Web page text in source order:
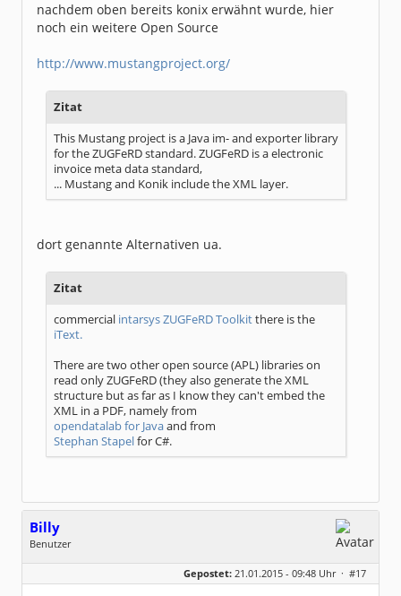
nachdem oben bereits konix erwähnt wurde, hier
noch ein weitere Open Source
http://www.mustangproject.org/
Zitat
This Mustang project is a Java im- and exporter library
for the ZUGFeRD standard. ZUGFeRD is a electronic
invoice meta data standard,
... Mustang and Konik include the XML layer.
dort genannte Alternativen ua.
Zitat
commercial intarsys ZUGFeRD Toolkitthere is the
iText.
There are two other open source (APL) libraries on
read only ZUGFeRD (they also generate the XML
structure but as far as I know they can't embed the
XML in a PDF, namely from
opendatalab for Javaand from
Stephan Stapelfor C#.
Billy
Benutzer
Geschlecht:
keine Angabe
Frankfurt am Main
Beiträge:
43
Gepostet: 21.01.2015 - 09:48 Uhr · #17